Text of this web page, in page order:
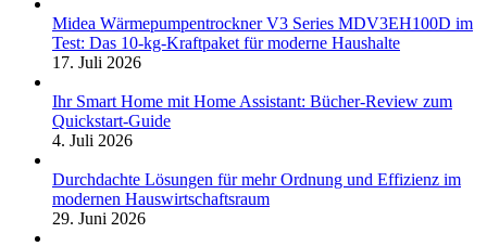
Midea Wärmepumpentrockner V3 Series MDV3EH100D im
Test: Das 10-kg-Kraftpaket für moderne Haushalte
17. Juli 2026
Ihr Smart Home mit Home Assistant: Bücher-Review zum
Quickstart-Guide
4. Juli 2026
Durchdachte Lösungen für mehr Ordnung und Effizienz im
modernen Hauswirtschaftsraum
29. Juni 2026